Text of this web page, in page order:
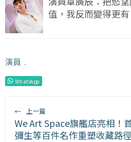
值，我反而變得更
演員 ﹒
WhatsApp
← 上一篇
We Art Space旗艦店亮相！
彌生等百件名作重塑收藏路徑